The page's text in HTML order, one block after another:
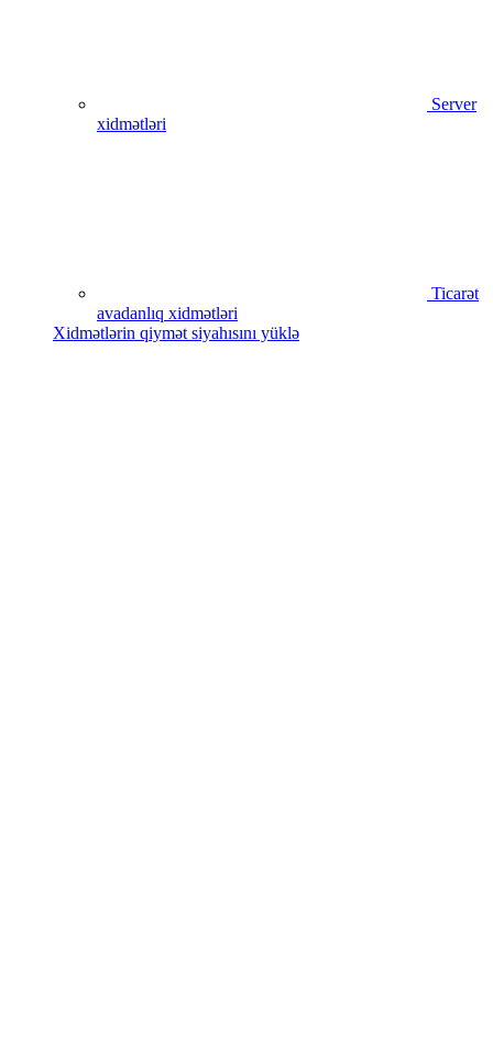
Server
xidmətləri
Ticarət
avadanlıq xidmətləri
Xidmətlərin qiymət siyahısını yüklə